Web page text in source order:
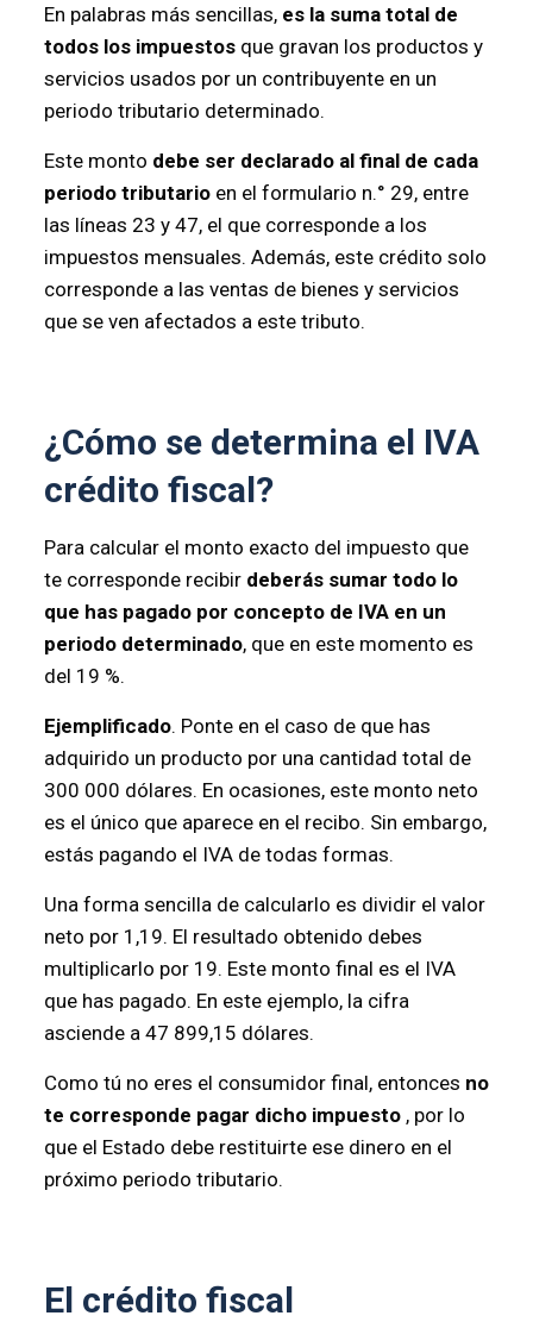
En palabras más sencillas,es la suma total de
todos los impuestosque gravan los productos y
servicios usados por un contribuyente en un
periodo tributario determinado.
Este monto debe ser declarado al final de cada
periodo tributarioen el formulario n.° 29, entre
las líneas 23 y 47, el que corresponde a los
impuestos mensuales. Además, este crédito solo
corresponde a las ventas de bienes y servicios
que se ven afectados a este tributo.
¿Cómo se determina el IVA
crédito fiscal?
Para calcular el monto exacto del impuesto que
te corresponde recibir deberás sumar todo lo
que has pagado por concepto de IVA en un
periodo determinado, que en este momento es
del 19 %.
Ejemplificado. Ponte en el caso de que has
adquirido un producto por una cantidad total de
300 000 dólares. En ocasiones, este monto neto
es el único que aparece en el recibo. Sin embargo,
estás pagando el IVA de todas formas.
Una forma sencilla de calcularlo es dividir el valor
neto por 1,19. El resultado obtenido debes
multiplicarlo por 19. Este monto final es el IVA
que has pagado. En este ejemplo, la cifra
asciende a 47 899,15 dólares.
Como tú no eres el consumidor final, entonces no
te corresponde pagar dicho impuesto , por lo
que el Estado debe restituirte ese dinero en el
próximo periodo tributario.
El crédito fiscal